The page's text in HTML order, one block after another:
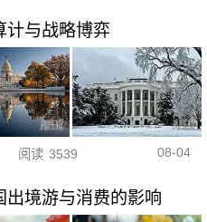
计与战略博弈
阅读 3539 08-04
出境游与消费的影响